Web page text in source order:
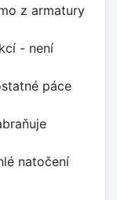
z armatury
- není
páce
natočení